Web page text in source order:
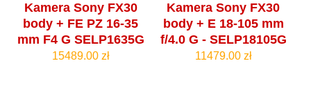
Kamera Sony FX30
body + FE PZ 16-35
mm F4 G SELP1635G
15489.00 zł
Kamera Sony FX30
body + E 18-105 mm
f/4.0 G - SELP18105G
11479.00 zł